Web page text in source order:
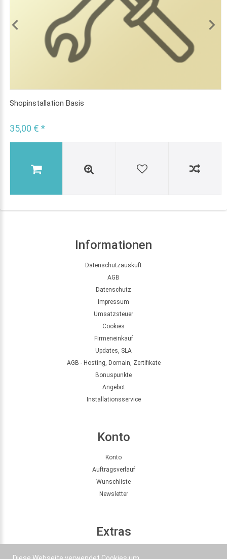
Shopinstallation Basis
35,00 € *
Informationen
Datenschutzauskuft
AGB
Datenschutz
Impressum
Umsatzsteuer
Cookies
Firmeneinkauf
Updates, SLA
AGB - Hosting, Domain, Zertifikate
Bonuspunkte
Angebot
Installationsservice
Konto
Konto
Auftragsverlauf
Wunschliste
Newsletter
Extras